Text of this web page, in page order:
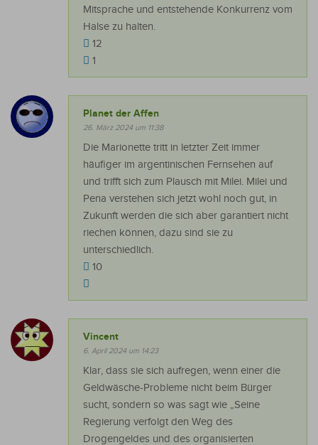
Mitsprache und entstehende Konkurrenz vom
Halse zu halten.
12
1
Planet der Affen
26. März 2024 um 11:38
Die Marionette tritt in letzter Zeit immer
häufiger im argentinischen Fernsehen auf
und trifft sich zum Plausch mit Milei. Milei und
Pena verstehen sich jetzt wohl noch gut, in
Zukunft werden die sich aber garantiert nicht
riechen können, dazu sind sie zu
unterschiedlich.
10
Vincent
6. April 2024 um 14:23
Klar, dass sie sich aufregen, wenn einer die
Geldwäsche-Probleme nicht beim Bürger
sucht, sondern so was sagt wie „Seine
Regierung verfolgt den Weg des
Drogengeldes und des organisierten